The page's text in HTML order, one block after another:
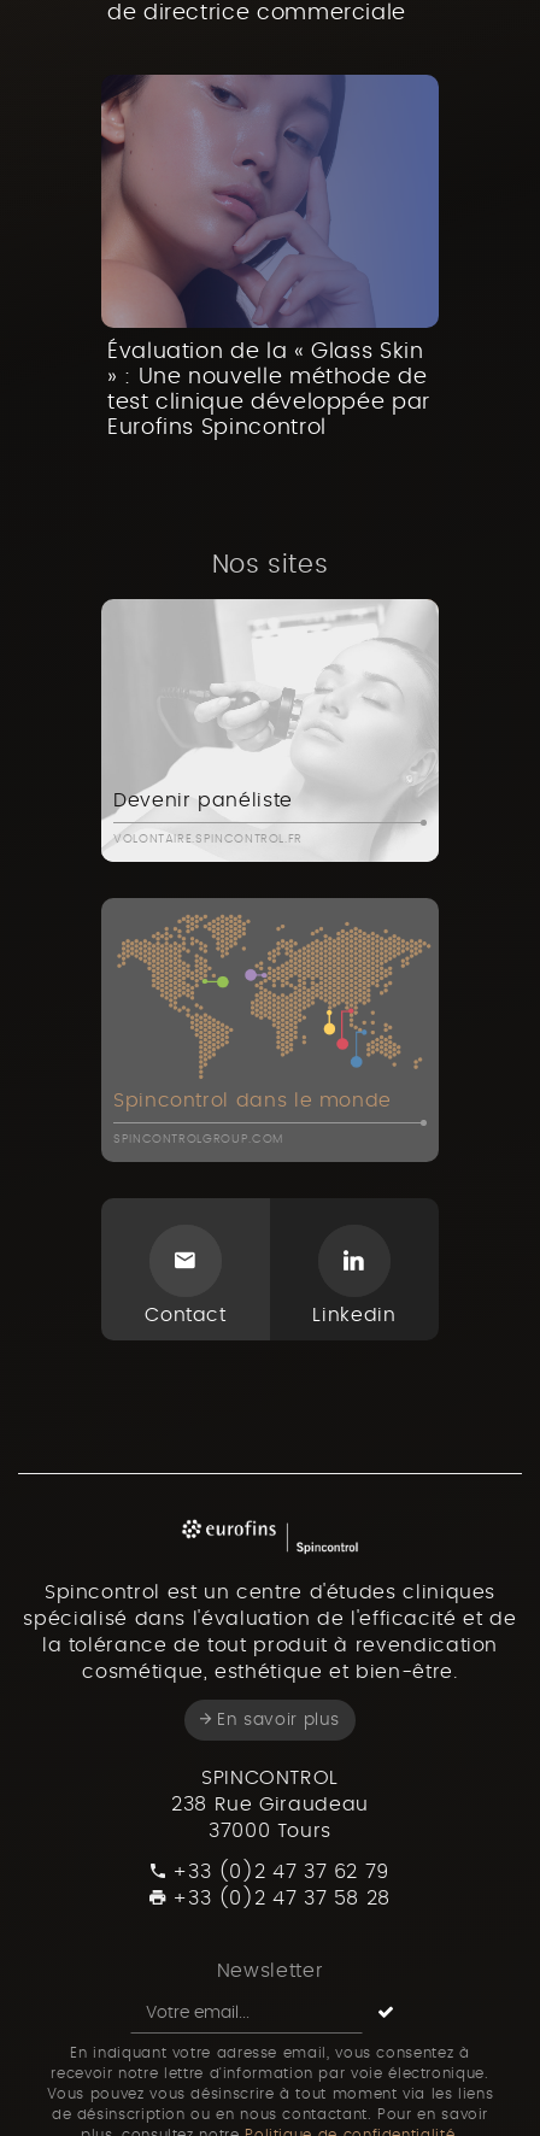
de directrice commerciale
Évaluation de la « Glass Skin
» : Une nouvelle méthode de
test clinique développée par
Eurofins Spincontrol
Nos sites
Devenir panéliste
VOLONTAIRE.SPINCONTROL.FR
Spincontrol dans le monde
SPINCONTROLGROUP.COM
Contact Linkedin
Spincontrol est un centre d'études cliniques
spécialisé dans l'évaluation de l'efficacité et de
la tolérance de tout produit à revendication
cosmétique, esthétique et bien-être.
En savoir plus
SPINCONTROL
238 Rue Giraudeau
37000 Tours
+33 (0)2 47 37 62 79
+33 (0)2 47 37 58 28
Newsletter
En indiquant votre adresse email, vous consentez à
recevoir notre lettre d'information par voie électronique.
Vous pouvez vous désinscrire à tout moment via les liens
de désinscription ou en nous contactant. Pour en savoir